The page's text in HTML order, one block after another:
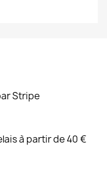
Stripe
à partir de 40 €